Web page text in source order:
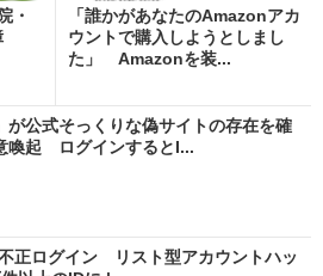
・
「誰かがあなたのAmazonアカ
ウントで購入しようとしまし
た」 Amazonを装...
が公式そっくりな偽サイトの存在を確
喚起 ログインするとI...
正ログイン リスト型アカウントハッ